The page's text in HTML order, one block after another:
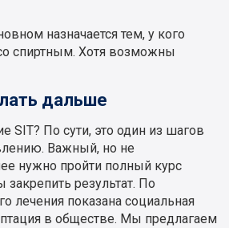
назначается тем, у кого
спиртным. Хотя возможны
дальше
SIT? По сути, это один из шагов
Важный, но не
нужно пройти полный курс
закрепить результат. По
лечения показана социальная
в обществе. Мы предлагаем